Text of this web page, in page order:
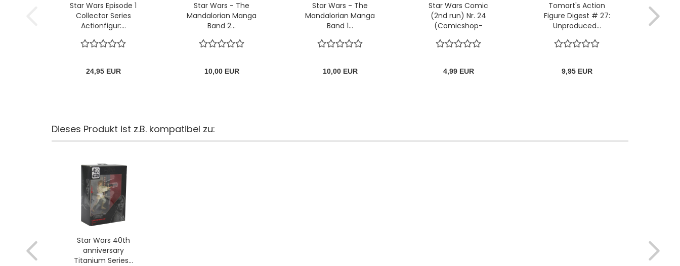
Star Wars Episode 1
Collector Series
Actionfigur:...
24,95 EUR
Star Wars - The
Mandalorian Manga
Band 2...
10,00 EUR
Star Wars - The
Mandalorian Manga
Band 1...
10,00 EUR
Star Wars Comic
(2nd run) Nr. 24
(Comicshop-
4,99 EUR
Tomart's Action
Figure Digest # 27:
Unproduced...
9,95 EUR
Dieses Produkt ist z.B. kompatibel zu:
Star Wars 40th
anniversary
Titanium Series...